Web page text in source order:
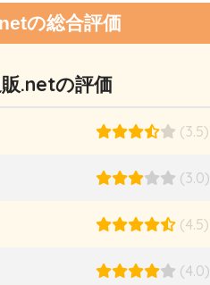
の総合評価
.netの評価
(3.5)
(3.0)
(4.5)
(4.0)